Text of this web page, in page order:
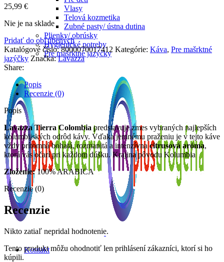
Vlasy
Telová kozmetika
Zubné pasty/ ústna dutina
Plienky/ obrúsky
Hygienické potreby
Pre mašrktné jazýčky
Kontakt
25,99 €
Nie je na sklade
Pridať do obľúbených
Katalógové číslo:8000070017412 Kategórie: Káva, Pre mašrktné
jazýčky Značka: Lavazza
Share:
Popis
Recenzie (0)
Popis
Lavazza Tierra Colombia predstavuje zmes vybraných najlepších
kolumbijských odrôd kávy. Vďaka jemnému praženiu je v tejto káve
vždy prítomná bohatá, rozmanitá a intenzívna citrusová aróma,
ktorá vás očarí pri každom dúšku. Krajina pôvodu Kolumbia
Zloženie:100% ARABICA
Recenzie (0)
Recenzie
Nikto zatiaľ nepridal hodnotenie.
Tento produkt môžu ohodnotiť len prihlásení zákazníci, ktorí si ho
kúpili.